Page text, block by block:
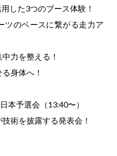
した3つのブース体験！
ツのベースに繋がる走力ア
力を整える！
身体へ！
本予選会（13:40〜）
術を披露する発表会！